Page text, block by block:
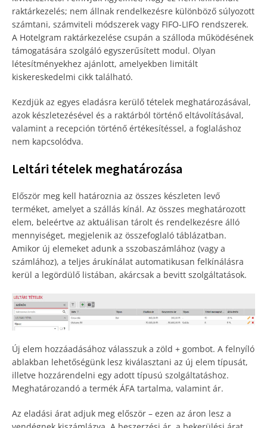
raktárkezelés; nem állnak rendelkezésre különböző súlyozott
számtani, számviteli módszerek vagy FIFO-LIFO rendszerek.
A Hotelgram raktárkezelése csupán a szálloda működésének
támogatására szolgáló egyszerűsített modul. Olyan
létesítményekhez ajánlott, amelyekben limitált
kiskereskedelmi cikk található.
Kezdjük az egyes eladásra kerülő tételek meghatározásával,
azok készletezésével és a raktárból történő eltávolításával,
valamint a recepción történő értékesítéssel, a foglaláshoz
nem kapcsolódva.
Leltári tételek meghatározása
Először meg kell határoznia az összes készleten levő
terméket, amelyet a szállás kínál. Az összes meghatározott
elem, beleértve az aktuálisan tárolt és rendelkezésre álló
mennyiséget, megjelenik az összefoglaló táblázatban.
Amikor új elemeket adunk a sszobaszámlához (vagy a
számlához), a teljes árukínálat automatikusan felkínálásra
kerül a legördülő listában, akárcsak a bevitt szolgáltatások.
Új elem hozzáadásához válasszuk a zöld + gombot. A felnyíló
ablakban lehetőségünk lesz kiválasztani az új elem típusát,
illetve hozzárendelni egy adott típusú szolgáltatáshoz.
Meghatározandó a termék ÁFA tartalma, valamint ár.
Az eladási árat adjuk meg először – ezen az áron lesz a